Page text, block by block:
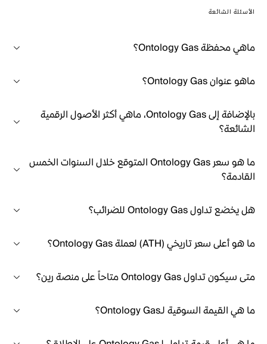
الأسئلة الشائعة
ماهي محفظة Ontology Gas؟
ماهو عنوان Ontology Gas؟
بالإضافة إلى Ontology Gas، ماهي أكثر الأصول الرقمية
الشائعة؟
ما هو سعر Ontology Gas المتوقع خلال السنوات الخمس
القادمة؟
هل يخضع تداول Ontology Gas للضرائب؟
ما هو أعلى سعر تاريخي (ATH) لعملة Ontology Gas؟
متى سيكون تداول Ontology Gas متاحاً على منصة رين؟
ما هي القيمة السوقية لـOntology Gas؟